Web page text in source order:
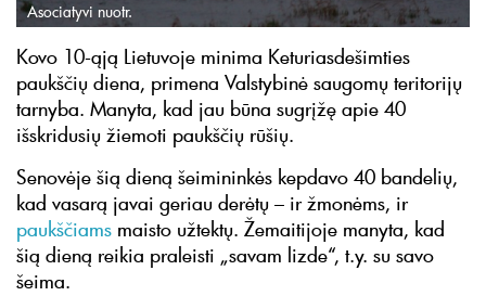
Asociatyvi nuotr.
Kovo 10-ąją Lietuvoje minima Keturiasdešimties
paukščių diena, primena Valstybinė saugomų teritorijų
tarnyba. Manyta, kad jau būna sugrįžę apie 40
išskridusių žiemoti paukščių rūšių.
Senovėje šią dieną šeimininkės kepdavo 40 bandelių,
kad vasarą javai geriau derėtų – ir žmonėms, ir
paukščiams maisto užtektų. Žemaitijoje manyta, kad
šią dieną reikia praleisti „savam lizde“, t.y. su savo
šeima.